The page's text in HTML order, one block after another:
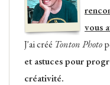
vous
J'ai créé Tonton Photo
et astuces pour
créativité.